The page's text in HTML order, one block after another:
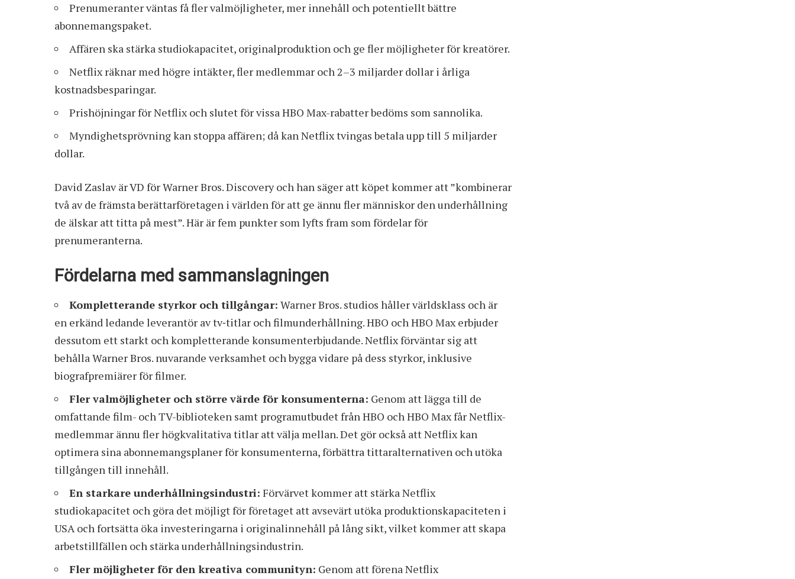
Prenumeranter väntas få fler valmöjligheter, mer innehåll och potentiellt bättre
abonnemangspaket.
Affären ska stärka studiokapacitet, originalproduktion och ge fler möjligheter för kreatörer.
Netflix räknar med högre intäkter, fler medlemmar och 2–3 miljarder dollar i årliga
kostnadsbesparingar.
Prishöjningar för Netflix och slutet för vissa HBO Max-rabatter bedöms som sannolika.
Myndighetsprövning kan stoppa affären; då kan Netflix tvingas betala upp till 5 miljarder
dollar.
David Zaslav är VD för Warner Bros. Discovery och han säger att köpet kommer att ”kombinerar
två av de främsta berättarföretagen i världen för att ge ännu fler människor den underhållning
de älskar att titta på mest”. Här är fem punkter som lyfts fram som fördelar för
prenumeranterna.
Fördelarna med sammanslagningen
Kompletterande styrkor och tillgångar: Warner Bros. studios håller världsklass och är
en erkänd ledande leverantör av tv‑titlar och filmunderhållning. HBO och HBO Max erbjuder
dessutom ett starkt och kompletterande konsumenterbjudande. Netflix förväntar sig att
behålla Warner Bros. nuvarande verksamhet och bygga vidare på dess styrkor, inklusive
biografpremiärer för filmer.
Fler valmöjligheter och större värde för konsumenterna: Genom att lägga till de
omfattande film- och TV-biblioteken samt programutbudet från HBO och HBO Max får Netflix-
medlemmar ännu fler högkvalitativa titlar att välja mellan. Det gör också att Netflix kan
optimera sina abonnemangsplaner för konsumenterna, förbättra tittaralternativen och utöka
tillgången till innehåll.
En starkare underhållningsindustri: Förvärvet kommer att stärka Netflix
studiokapacitet och göra det möjligt för företaget att avsevärt utöka produktionskapaciteten i
USA och fortsätta öka investeringarna i originalinnehåll på lång sikt, vilket kommer att skapa
arbetstillfällen och stärka underhållningsindustrin.
Fler möjligheter för den kreativa communityn: Genom att förena Netflix